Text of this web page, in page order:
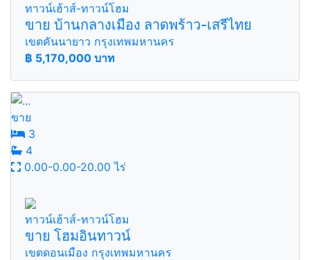
ทาวน์เฮ้าส์-ทาวน์โฮม
ขาย บ้านกลางเมือง ลาดพร้าว-เสรีไทย
เขตคันนายาว กรุงเทพมหานคร
฿ 5,170,000 บาท
ขาย
3
4
0.00-0.00-20.00 ไร่
ทาวน์เฮ้าส์-ทาวน์โฮม
ขาย โฮมอินทาวน์
เขตดอนเมือง กรุงเทพมหานคร